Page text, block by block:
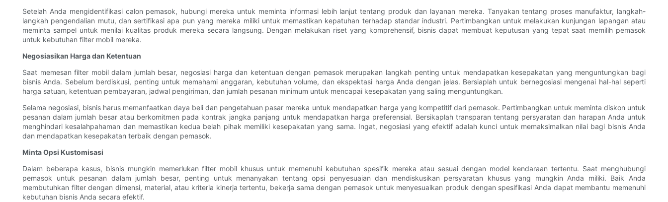
Setelah Anda mengidentifikasi calon pemasok, hubungi mereka untuk meminta informasi lebih lanjut tentang produk dan layanan mereka. Tanyakan tentang proses manufaktur, langkah-
langkah pengendalian mutu, dan sertifikasi apa pun yang mereka miliki untuk memastikan kepatuhan terhadap standar industri. Pertimbangkan untuk melakukan kunjungan lapangan atau
meminta sampel untuk menilai kualitas produk mereka secara langsung. Dengan melakukan riset yang komprehensif, bisnis dapat membuat keputusan yang tepat saat memilih pemasok
untuk kebutuhan filter mobil mereka.
Negosiasikan Harga dan Ketentuan
Saat memesan filter mobil dalam jumlah besar, negosiasi harga dan ketentuan dengan pemasok merupakan langkah penting untuk mendapatkan kesepakatan yang menguntungkan bagi
bisnis Anda. Sebelum berdiskusi, penting untuk memahami anggaran, kebutuhan volume, dan ekspektasi harga Anda dengan jelas. Bersiaplah untuk bernegosiasi mengenai hal-hal seperti
harga satuan, ketentuan pembayaran, jadwal pengiriman, dan jumlah pesanan minimum untuk mencapai kesepakatan yang saling menguntungkan.
Selama negosiasi, bisnis harus memanfaatkan daya beli dan pengetahuan pasar mereka untuk mendapatkan harga yang kompetitif dari pemasok. Pertimbangkan untuk meminta diskon untuk
pesanan dalam jumlah besar atau berkomitmen pada kontrak jangka panjang untuk mendapatkan harga preferensial. Bersikaplah transparan tentang persyaratan dan harapan Anda untuk
menghindari kesalahpahaman dan memastikan kedua belah pihak memiliki kesepakatan yang sama. Ingat, negosiasi yang efektif adalah kunci untuk memaksimalkan nilai bagi bisnis Anda
dan mendapatkan kesepakatan terbaik dengan pemasok.
Minta Opsi Kustomisasi
Dalam beberapa kasus, bisnis mungkin memerlukan filter mobil khusus untuk memenuhi kebutuhan spesifik mereka atau sesuai dengan model kendaraan tertentu. Saat menghubungi
pemasok untuk pesanan dalam jumlah besar, penting untuk menanyakan tentang opsi penyesuaian dan mendiskusikan persyaratan khusus yang mungkin Anda miliki. Baik Anda
membutuhkan filter dengan dimensi, material, atau kriteria kinerja tertentu, bekerja sama dengan pemasok untuk menyesuaikan produk dengan spesifikasi Anda dapat membantu memenuhi
kebutuhan bisnis Anda secara efektif.